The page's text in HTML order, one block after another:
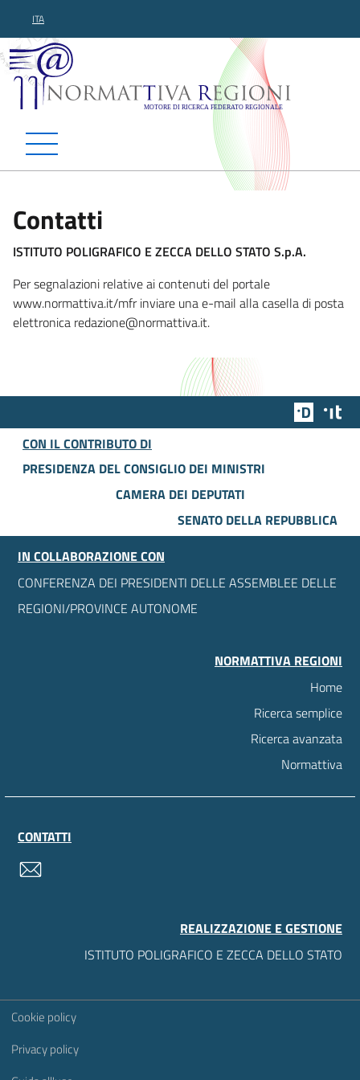
ITA
Normattiva Regioni -
Contatti
ISTITUTO POLIGRAFICO E ZECCA DELLO STATO S.p.A.
Per segnalazioni relative ai contenuti del portale
www.normattiva.it/mfr inviare una e-mail alla casella di posta
elettronica redazione@normattiva.it.
Team
CON IL CONTRIBUTO DI
PRESIDENZA DEL CONSIGLIO DEI MINISTRI
CAMERA DEI DEPUTATI
SENATO DELLA REPUBBLICA
IN COLLABORAZIONE CON
CONFERENZA DEI PRESIDENTI DELLE ASSEMBLEE DELLE
REGIONI/PROVINCE AUTONOME
NORMATTIVA REGIONI
Home
Ricerca semplice
Ricerca avanzata
Normattiva
CONTATTI
REALIZZAZIONE E GESTIONE
ISTITUTO POLIGRAFICO E ZECCA DELLO STATO
Sezione Link Utili
Cookie policy
Privacy policy